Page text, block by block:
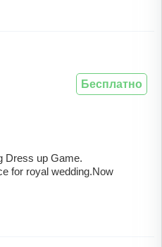
Dress up Game.
for royal wedding.Now
Бесплатно